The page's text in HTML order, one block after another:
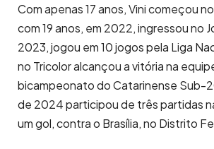
Com apenas 17 anos, Vini começou
com 19 anos, em 2022, ingressou no
2023, jogou em 10 jogos pela Liga
no Tricolor alcançou a vitória na
bicampeonato do Catarinense Sub-
de 2024 participou de três partidas
um gol, contra o Brasília, no Distrito